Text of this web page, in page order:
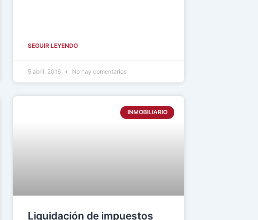
SEGUIR LEYENDO
5 abril, 2016 No hay comentarios
INMOBILIARIO
Liquidación de impuestos